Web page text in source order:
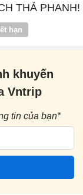
THẢ PHANH!
hạn
khuyến
Vntrip
tin của bạn*